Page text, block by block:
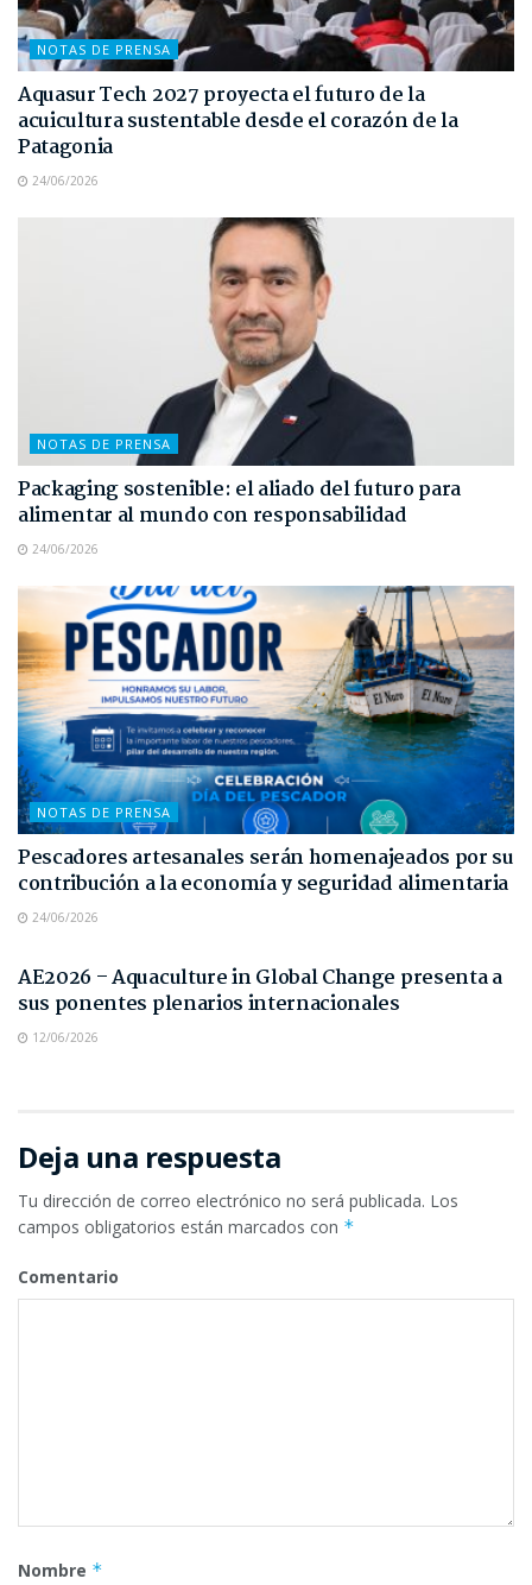
NOTAS DE PRENSA
Aquasur Tech 2027 proyecta el futuro de la
acuicultura sustentable desde el corazón de la
Patagonia
24/06/2026
NOTAS DE PRENSA
Packaging sostenible: el aliado del futuro para
alimentar al mundo con responsabilidad
24/06/2026
NOTAS DE PRENSA
Pescadores artesanales serán homenajeados por su
contribución a la economía y seguridad alimentaria
24/06/2026
AE2026 – Aquaculture in Global Change presenta a
sus ponentes plenarios internacionales
12/06/2026
Deja una respuesta
Tu dirección de correo electrónico no será publicada. Los
campos obligatorios están marcados con *
Comentario
Nombre *